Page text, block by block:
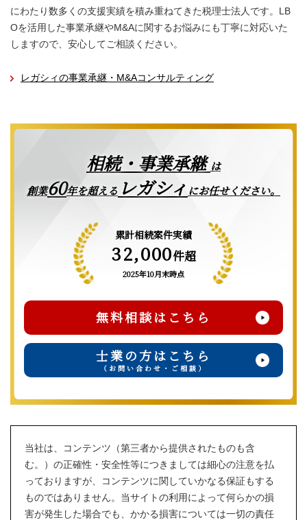
にわたり数多くの支援実績を積み重ねてきた税理士法人です。LB
Oを活用した事業承継やM&Aに関するお悩みにも丁寧に対応いた
しますので、安心してご相談ください。
レガシィの事業承継・M&Aコンサルティング
相続・事業承継は
創業60年を超える レガシィ にお任せください。
累計相続案件実績
32,000件超
2025年10月末時点
無料相談はこちら
士業の方はこちら
（お問い合わせ・ご相談）
当社は、コンテンツ（第三者から提供されたものも含
む。）の正確性・安全性等につきましては細心の注意を払
っておりますが、コンテンツに関していかなる保証もする
ものではありません。当サイトの利用によって何らかの損
害が発生した場合でも、かかる損害については一切の責任